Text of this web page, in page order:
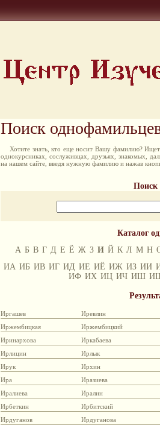
Поиск
Хотите знать, кто еще носит Вашу фамилию?
однокурсниках, сослуживцах, друзьях, знакомых,
на нашем сайте, введя нужную фамилию и нажав
Каталог
А Б В Г Д Е Ё Ж З И Й К Л М Н
ИА ИБ ИВ ИГ ИД ИЕ ИЁ ИЖ ИЗ ИИ
ИФ ИХ ИЦ ИЧ ИШ
Иргашев Иревлин
Иржембицкая
Иржембицкий
Иринархова
Иркабаева
Ирлицин
Ирлык
Ирук
Ирхин
Ира
Иразиева
Иралиева
Иралин
Ирбеткин
Ирбитский
Ирдуганов
Ирдуганова